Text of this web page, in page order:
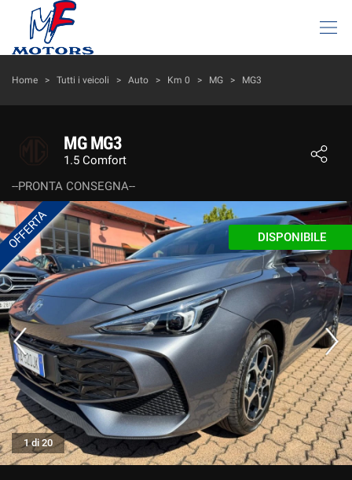
HOME
I NOSTRI SERVIZI
DICONO DI NOI
ACQUISTIAMO USATO
ASSISTENZA
CONTATTI
CONTATTI
NEWS
Home > Tutti i veicoli > Auto > Km 0 > MG > MG3
MG MG3
1.5 Comfort
--PRONTA CONSEGNA--
OFFERTA DISPONIBILE
1 di 20